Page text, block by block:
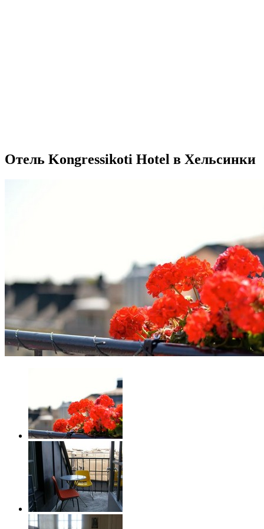
Отель Kongressikoti Hotel в Хельсинки